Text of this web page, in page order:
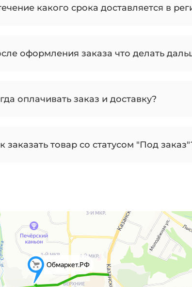
какого срока доставляется в
оформления заказа что делать
оплачивать заказ и доставку?
заказать товар со статусом "Под